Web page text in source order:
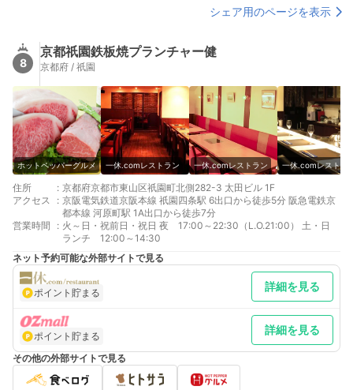
シェア用のページを表示
8
京都祇園鉄板焼プランチャー健
京都府 / 祇園
ホットペッパーグルメ 一休.comレストラン 一休.comレストラン 一休.comレストラ
住所 : 京都府京都市東山区祇園町北側282-3 太田ビル 1F
アクセス
: 京阪電気鉄道京阪本線 祇園四条駅 6出口から徒歩5分 阪急電鉄京
都本線 河原町駅 1A出口から徒歩7分
営業時間
: 火～日・祝前日・祝日 夜 17:00～22:30（L.O.21:00） 土・日
ランチ 12:00～14:30
ネット予約可能な外部サイトで見る
ポイント貯まる 詳細を見る
ポイント貯まる 詳細を見る
その他の外部サイトで見る